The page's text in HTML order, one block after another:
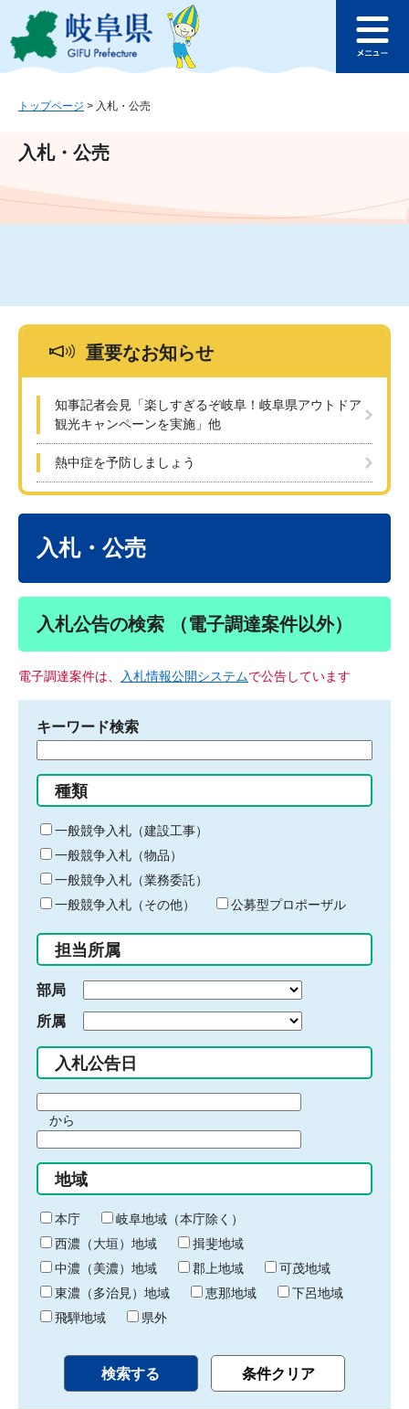
ジ
ュ
文
このページの本文へ
ュ
トップページ > 入札・公売
入札・公売
重要なお知らせ
知事記者会見「楽しすぎるぞ岐阜！岐阜県アウトドア
観光キャンペーンを実施」他
熱中症を予防しましょう
入札・公売
入札公告の検索 （電子調達案件以外）
電子調達案件は、 入札情報公開システムで公告しています
キーワード検索
る
キ
ー
ワ
ー
ド
入
力
種類
一般競争入札（建設工事）
一般競争入札（物品）
一般競争入札（業務委託）
一般競争入札（その他）
公募型プロポーザル
担当所属
部局
所属
入札公告日
間
始
り
から
間
終
わ
り
地域
本庁
岐阜地域（本庁除く）
西濃（大垣）地域
揖斐地域
中濃（美濃）地域
郡上地域
可茂地域
東濃（多治見）地域
恵那地域
下呂地域
飛騨地域
県外